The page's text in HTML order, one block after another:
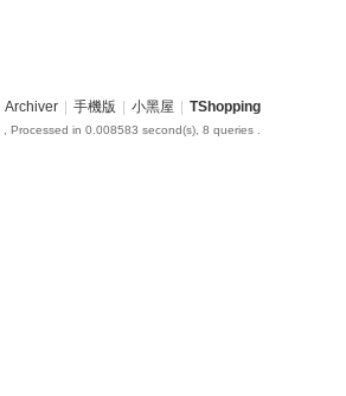
Archiver 手機版 小黑屋 TShopping
, Processed in 0.008583 second(s), 8 queries .